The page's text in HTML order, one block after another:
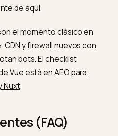
la lectura, el segundo
ver qué bots de IA exploran
qué frecuencia, y ajusta.
de búsqueda da a los
ningún rastreador útil está
la accesibilidad de tu